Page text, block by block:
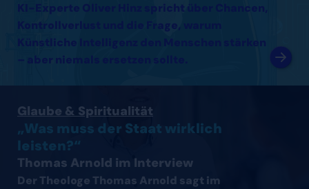
KI-Experte Oliver Hinz spricht über Chancen,
Kontrollverlust und die Frage, warum
Künstliche Intelligenz den Menschen stärken
– aber niemals ersetzen sollte.
Glaube & Spiritualität
„Was muss der Staat wirklich
leisten?“
Thomas Arnold im Interview
Der Theologe Thomas Arnold sagt im